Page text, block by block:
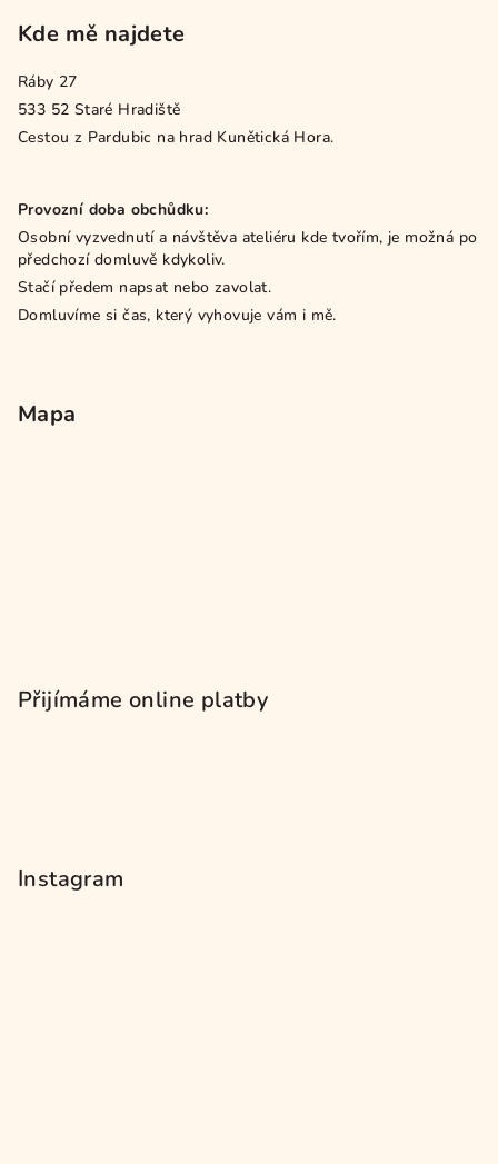
Kde mě najdete
Ráby 27
533 52 Staré Hradiště
Cestou z Pardubic na hrad Kunětická Hora.
Provozní doba obchůdku:
Osobní vyzvednutí a návštěva ateliéru kde tvořím, je možná po
předchozí domluvě kdykoliv.
Stačí předem napsat nebo zavolat.
Domluvíme si čas, který vyhovuje vám i mě.
Mapa
Přijímáme online platby
Instagram